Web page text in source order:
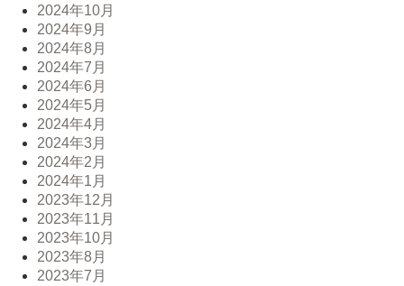
2024年10月
2024年9月
2024年8月
2024年7月
2024年6月
2024年5月
2024年4月
2024年3月
2024年2月
2024年1月
2023年12月
2023年11月
2023年10月
2023年8月
2023年7月